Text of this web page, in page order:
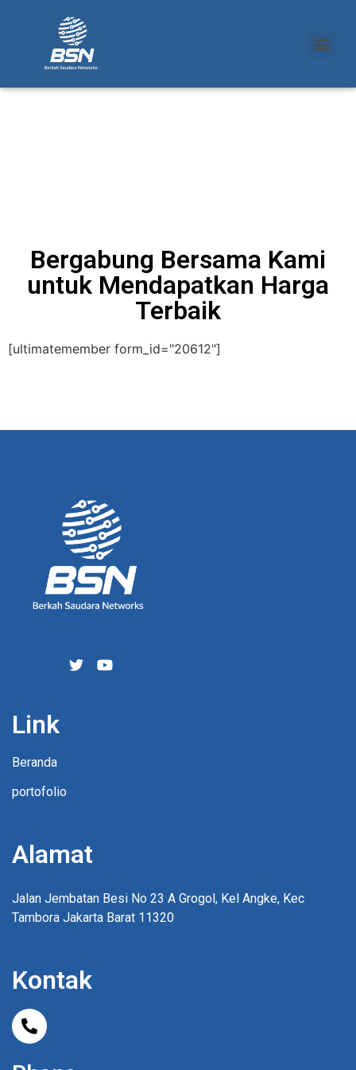
Bergabung Bersama Kami
untuk Mendapatkan Harga
Terbaik
[ultimatemember form_id="20612"]
Link
Beranda
portofolio
Alamat
Jalan Jembatan Besi No 23 A Grogol, Kel Angke, Kec
Tambora Jakarta Barat 11320
Kontak